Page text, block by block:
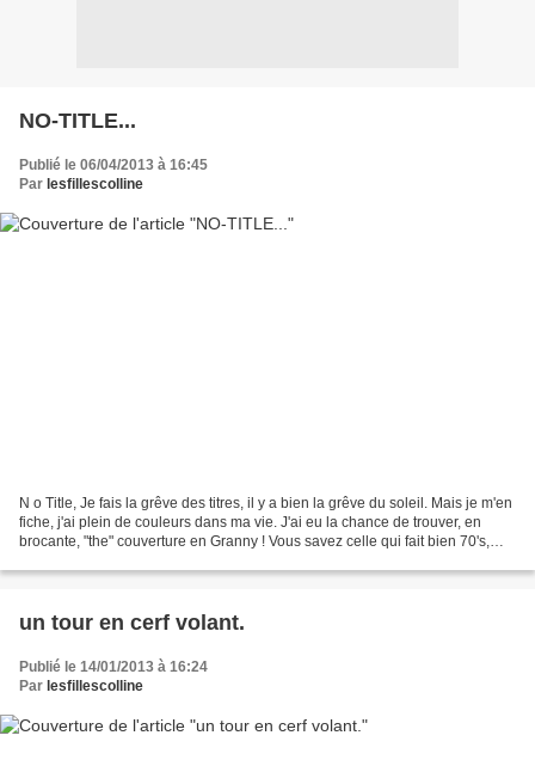
NO-TITLE...
Publié le 06/04/2013 à 16:45
Par lesfillescolline
N o Title, Je fais la grêve des titres, il y a bien la grêve du soleil. Mais je m'en
fiche, j'ai plein de couleurs dans ma vie. J'ai eu la chance de trouver, en
brocante, "the" couverture en Granny ! Vous savez celle qui fait bien 70's,
un tour en cerf volant.
Publié le 14/01/2013 à 16:24
Par lesfillescolline